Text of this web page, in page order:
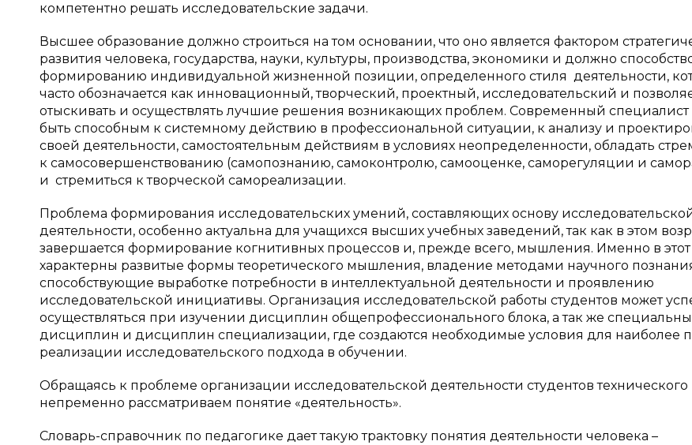
компетентно решать исследовательские задачи.
Высшее образование должно строиться на том основании, что оно является фактором
развития человека, государства, науки, культуры, производства, экономики и должно
формированию индивидуальной жизненной позиции, определенного стиля деятельности,
часто обозначается как инновационный, творческий, проектный, исследовательский и
отыскивать и осуществлять лучшие решения возникающих проблем. Современный
быть способным к системному действию в профессиональной ситуации, к анализу и
своей деятельности, самостоятельным действиям в условиях неопределенности, обладать
к самосовершенствованию (самопознанию, самоконтролю, самооценке, саморегуляции и
и стремиться к творческой самореализации.
Проблема формирования исследовательских умений, составляющих основу
деятельности, особенно актуальна для учащихся высших учебных заведений, так как в этом
завершается формирование когнитивных процессов и, прежде всего, мышления. Именно в
характерны развитые формы теоретического мышления, владение методами научного
способствующие выработке потребности в интеллектуальной деятельности и проявлению
исследовательской инициативы. Организация исследовательской работы студентов может
осуществляться при изучении дисциплин общепрофессионального блока, а так же
дисциплин и дисциплин специализации, где создаются необходимые условия для наиболее
реализации исследовательского подхода в обучении.
Обращаясь к проблеме организации исследовательской деятельности студентов
непременно рассматриваем понятие «деятельность».
Словарь-справочник по педагогике дает такую трактовку понятия деятельности человека –